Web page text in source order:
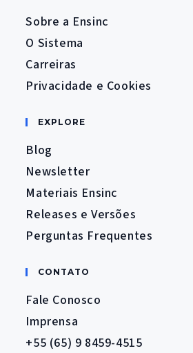
Sobre a Ensinc
O Sistema
Carreiras
Privacidade e Cookies
EXPLORE
Blog
Newsletter
Materiais Ensinc
Releases e Versões
Perguntas Frequentes
CONTATO
Fale Conosco
Imprensa
+55 (65) 9 8459-4515